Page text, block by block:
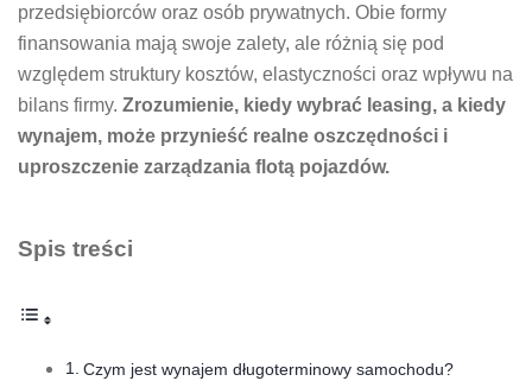
przedsiębiorców oraz osób prywatnych. Obie formy
finansowania mają swoje zalety, ale różnią się pod
względem struktury kosztów, elastyczności oraz wpływu na
bilans firmy. Zrozumienie, kiedy wybrać leasing, a kiedy
wynajem, może przynieść realne oszczędności i
uproszczenie zarządzania flotą pojazdów.
Spis treści
Czym jest wynajem długoterminowy samochodu?